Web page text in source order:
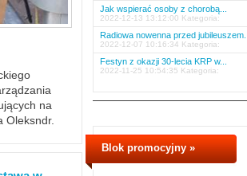
na
Oleksndr.
Jak wspierać osoby z chorobą...
2022-12-13 13:12:00 Kategoria:
Radiowa nowenna przed jubileuszem...
2022-12-07 10:16:34 Kategoria:
Festyn z okazji 30-lecia KRP w...
2022-11-25 10:54:35 Kategoria:
Blok promocyjny »